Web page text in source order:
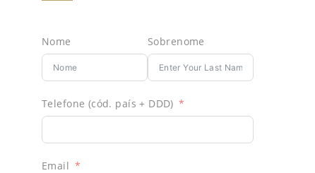
Nome Sobrenome
Telefone (cód. país + DDD)
Email